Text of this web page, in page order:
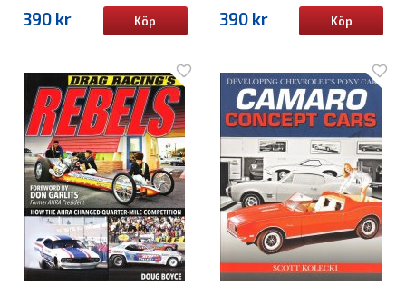
390 kr Köp 390 kr Köp